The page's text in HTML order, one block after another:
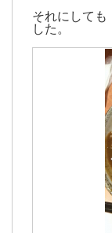
それにして
した。